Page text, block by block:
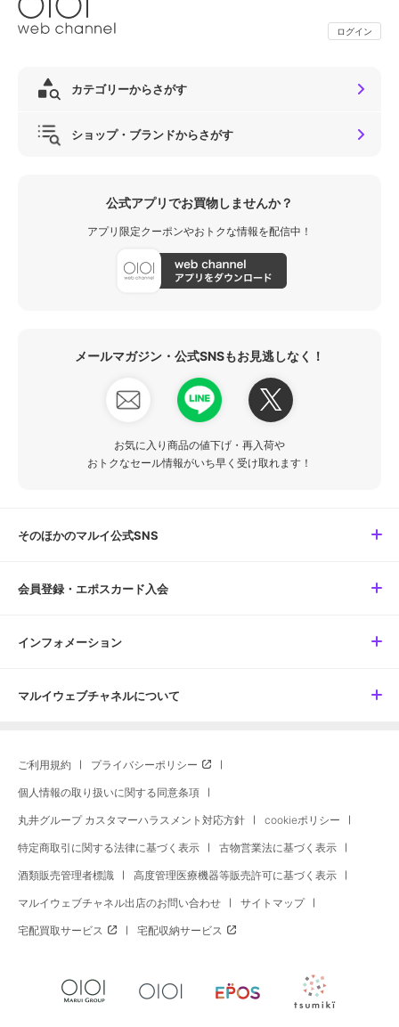
ログイン
カテゴリーからさがす
ショップ・ブランドからさがす
公式アプリでお買物しませんか？
アプリ限定クーポンやおトクな情報を配信中！
メールマガジン・公式SNSもお見逃しなく！
お気に入り商品の値下げ・再入荷や
おトクなセール情報がいち早く受け取れます！
そのほかのマルイ公式SNS
会員登録・エポスカード入会
インフォメーション
マルイウェブチャネルについて
ご利用規約 プライバシーポリシー
個人情報の取り扱いに関する同意条項
丸井グループ カスタマーハラスメント対応方針 cookieポリシー
特定商取引に関する法律に基づく表示 古物営業法に基づく表示
酒類販売管理者標識 高度管理医療機器等販売許可に基づく表示
マルイウェブチャネル出店のお問い合わせ サイトマップ
宅配買取サービス 宅配収納サービス